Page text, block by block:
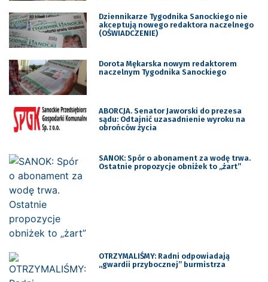
Dziennikarze Tygodnika Sanockiego nie
akceptują nowego redaktora naczelnego
(OŚWIADCZENIE)
Dorota Mękarska nowym redaktorem
naczelnym Tygodnika Sanockiego
ABORCJA. Senator Jaworski do prezesa
sądu: Odtajnić uzasadnienie wyroku na
obrońców życia
SANOK: Spór o abonament za wodę trwa.
Ostatnie propozycje obniżek to „żart”
OTRZYMALIŚMY: Radni odpowiadają
„gwardii przybocznej” burmistrza